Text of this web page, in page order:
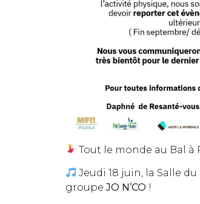
Tout le monde au Bal à
Jeudi 18 juin, la Salle
groupeJO N’CO !